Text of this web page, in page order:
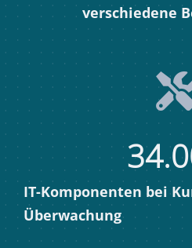
verschiedene
IT-Komponenten bei
Überwachung​